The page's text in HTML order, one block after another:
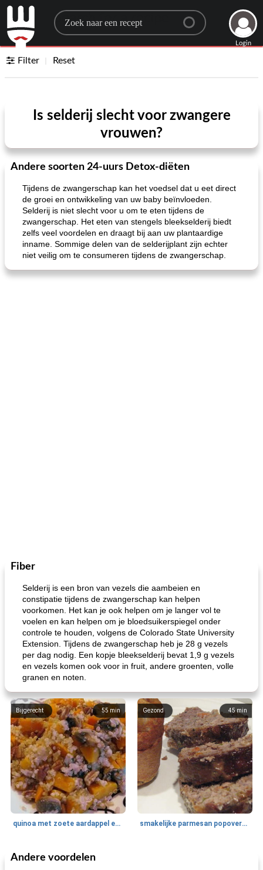
Search for a recipe
Login
Filter Reset
Is selderij slecht voor zwangere
vrouwen?
Andere soorten 24-uurs Detox-diëten
Tijdens de zwangerschap kan het voedsel dat u eet direct
de groei en ontwikkeling van uw baby beïnvloeden.
Selderij is niet slecht voor u om te eten tijdens de
zwangerschap. Het eten van stengels bleekselderij biedt
zelfs veel voordelen en draagt ​​bij aan uw plantaardige
inname. Sommige delen van de selderijplant zijn echter
niet veilig om te consumeren tijdens de zwangerschap.
Fiber
Selderij is een bron van vezels die aambeien en
constipatie tijdens de zwangerschap kan helpen
voorkomen. Het kan je ook helpen om je langer vol te
voelen en kan helpen om je bloedsuikerspiegel onder
controle te houden, volgens de Colorado State University
Extension. Tijdens de zwangerschap heb je 28 g vezels
per dag nodig. Een kopje bleekselderij bevat 1,9 g vezels
en vezels komen ook voor in fruit, andere groenten, volle
granen en noten.
55 min
Bijgerecht
quinoa met zoete aardappel en champignons
45min
Gezond
smakelijke parmesan popovers (gezonder!)
One Dish Meal
Andere voordelen